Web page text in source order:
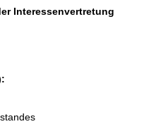
Interessenvertretung